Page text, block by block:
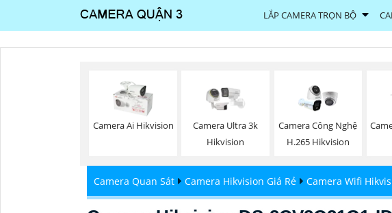
LẮP CAMERA TRỌN BỘ
Camera Ai Hikvision
Camera Ultra 3k
Hikvision
Camera Công Nghệ
H.265 Hikvision
Camera Quan Sát Camera Hikvision Giá Rẻ Camera Wifi